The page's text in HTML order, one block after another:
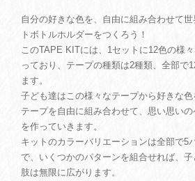
自分の好きな色を、自由に組み合わせて
トボトルホルダーをつくろう！
このTAPE KITには、1セットに12色の様
っており、テープの種類は2種類、全部で
ます。
子ども達はこの様々なテープから好きな
テープを自由に組み合わせて、思い思い
を作っていきます。
キットのカラーバリエーションは全部で5
で、いくつかのパターンを組合せれば、
肢は無限に広がります。